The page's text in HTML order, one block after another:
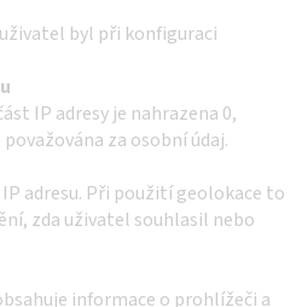
byl při konfiguraci
IP adresy je nahrazena 0,
za osobní údaj.
adresu. Při použití geolokace to
zda uživatel souhlasil nebo
informace o prohlížeči a